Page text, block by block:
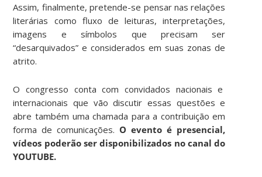
Assim, finalmente, pretende-se pensar nas relações
literárias como fluxo de leituras, interpretações,
imagens e símbolos que precisam ser
“desarquivados” e considerados em suas zonas de
atrito.
O congresso conta com convidados nacionais e
internacionais que vão discutir essas questões e
abre também uma chamada para a contribuição em
forma de comunicações. O evento é presencial,
vídeos poderão ser disponibilizados no canal do
YOUTUBE.